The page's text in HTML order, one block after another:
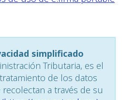
simplificado
Tributaria, es el
de los datos
a través de su